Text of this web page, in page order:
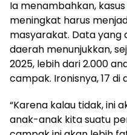
Ia menambahkan, kasus
meningkat harus
masyarakat. Data yang
daerah menunjukkan,
2025, lebih dari 2.000
campak. Ironisnya, 17
“Karena kalau tidak, ini
anak-anak kita suatu